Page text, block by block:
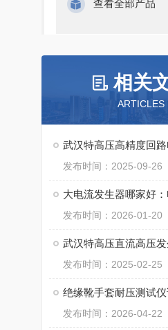
查看全部产品
相关
ARTICLES
发布时间：2025-09-26
发布时间：2026-01-20
发布时间：2025-02-25
发布时间：2026-04-22